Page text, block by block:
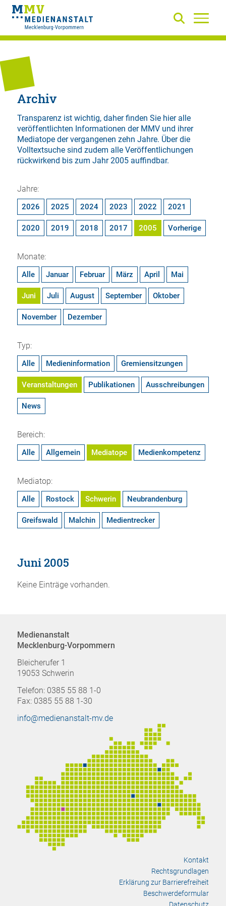
Archiv
Transparenz ist wichtig, daher finden Sie hier alle
veröffentlichten Informationen der MMV und ihrer
Mediatope der vergangenen zehn Jahre. Über die
Volltextsuchesind zudem alle Veröffentlichungen
rückwirkend bis zum Jahr 2005 auffindbar.
Jahre:
2026 2025 2024 2023 2022 2021
2020 2019 2018 2017 2005 Vorherige
Monate:
Alle Januar Februar März April Mai
Juni Juli August September Oktober
November Dezember
Typ:
Alle Medieninformation Gremiensitzungen
Veranstaltungen Publikationen Ausschreibungen
News
Bereich:
Alle Allgemein Mediatope Medienkompetenz
Mediatop:
Alle Rostock Schwerin Neubrandenburg
Greifswald Malchin Medientrecker
Juni 2005
Keine Einträge vorhanden.
Medienanstalt
Mecklenburg-Vorpommern
Bleicherufer 1
19053 Schwerin
Telefon: 0385 55 88 1-0
Fax: 0385 55 88 1-30
info@medienanstalt-mv.de
Kontakt
Rechtsgrundlagen
Erklärung zur Barrierefreiheit
Beschwerdeformular
Datenschutz